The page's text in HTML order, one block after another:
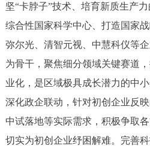
坚“卡脖子”技术、培育新质生产
综合性国家科学中心、打造国家
弥尔光、清智元视、中慧科仪等
为骨干，聚焦细分领域关键赛道
业化，是区域极具成长潜力的中
深化政企联动，针对初创企业反
中试落地等实际需求，积极争取
切实为初创企业纾困解难。完善